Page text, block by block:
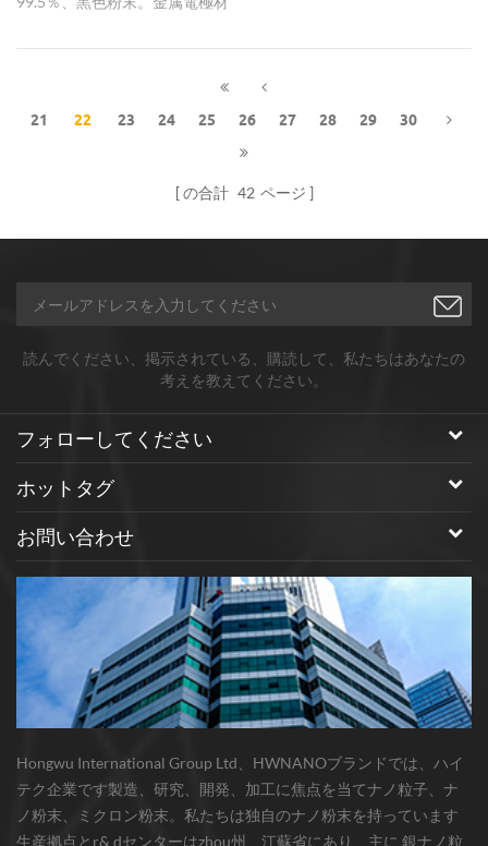
21 22 23 24 25 26 27 28 29 30
の合計 42 ページ
読んでください、掲示されている、購読して、私たちはあなたの
考えを教えてください。
フォローしてください
ホットタグ
お問い合わせ
Hongwu International Group Ltd、HWNANOブランドでは、ハイ
テク企業です製造、研究、開発、加工に焦点を当てナノ粒子、ナ
ノ粉末、ミクロン粉末。私たちは独自のナノ粉末を持っています
生産拠点とr& dセンターはzhou州、江蘇省にあり、主に 銀ナノ粒